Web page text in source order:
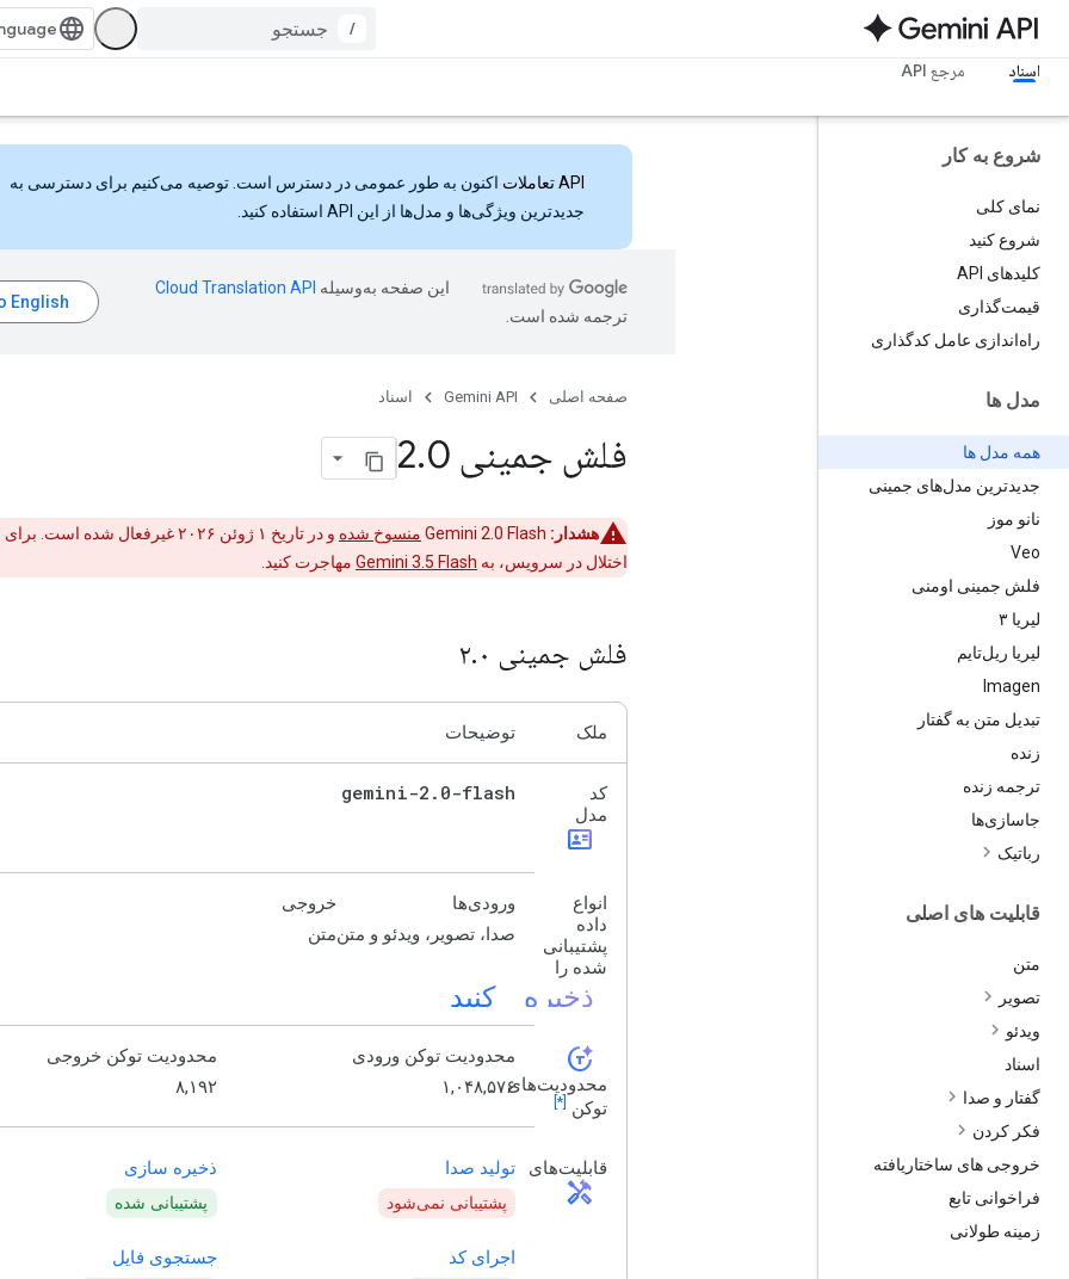
/
اسناد
مرجع API
شروع به کار
نمای کلی
شروع کنید
کلیدهای API
قیمت‌گذاری
راه‌اندازی عامل کدگذاری
مدل ها
همه مدل ها
جدیدترین مدل‌های جمینی
نانو موز
Veo
فلش جمینی اومنی
لیریا ۳
لیریا ریل‌تایم
Imagen
تبدیل متن به گفتار
زنده
ترجمه زنده
جاسازی‌ها
رباتیک
قابلیت های اصلی
متن
تصویر
ویدئو
اسناد
گفتار و صدا
فکر کردن
خروجی های ساختاریافته
فراخوانی تابع
زمینه طولانی
API تعاملات
اکنون به طور عمومی در دسترس است. توصیه می‌کنیم برای دسترسی به
جدیدترین ویژگی‌ها و مدل‌ها از این API استفاده کنید.
این صفحه به‌وسیله
ترجمه شده است.
صفحه اصلی Gemini API اسناد
فلش جمینی 2 .0
هشدار: منسوخ شده
و در تاریخ ۱ ژوئن ۲۰۲۶ غیرفعال شده
اختلال در سرویس، به Gemini 3.5 Flash مهاجرت کنید.
فلش جمینی ۲ .۰
ملک توضیحات
کد
مدل
id_card
gemini-2 . 0-flash
انواع
داده
پشتیبانی
شده را
ذخیره کنید
ورودی‌ها
صدا، تصویر، ویدئو و متن
خروجی
متن
token_auto
محدودیت‌های
توکن [*]
محدودیت توکن ورودی
۱,۰۴۸,۵۷۶
محدودیت توکن خروجی
۸,۱۹۲
قابلیت‌های
handyman
تولید صدا
پشتیبانی نمی‌شود
ذخیره سازی
پشتیبانی شده
اجرای کد جستجوی فایل